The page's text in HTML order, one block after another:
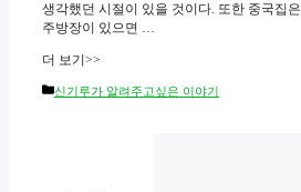
생각했던 시절이 있을 것이다. 또한 중국집은
주방장이 있으면 …
더 보기>>
Categories
신기루가 알려주고싶은 이야기